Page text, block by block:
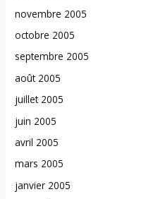
novembre 2005
octobre 2005
septembre 2005
août 2005
juillet 2005
juin 2005
avril 2005
mars 2005
janvier 2005